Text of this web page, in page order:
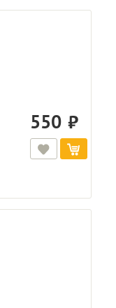
550